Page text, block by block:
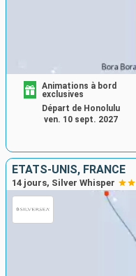
Animations à bord
exclusives
Départ de Honolulu
ven. 10 sept. 2027
ÉTATS-UNIS, FRANCE
14 jours, Silver Whisper